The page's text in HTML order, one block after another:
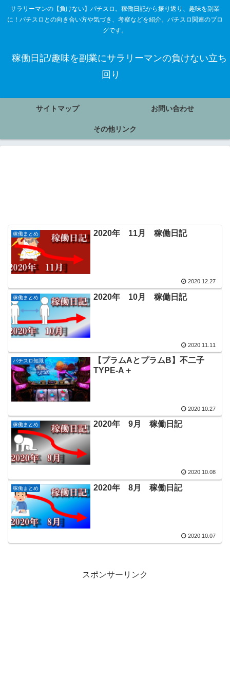
サラリーマンの【負けない】パチスロ。稼働日記から振り返り、趣味を副業
に！パチスロとの向き合い方や気づき、考察などを紹介。パチスロ関連のブロ
グです。
稼働日記/趣味を副業にサラリーマンの負けない立ち
回り
サイトマップ お問い合わせ
その他リンク
稼働まとめ 2020年 11月 稼働日記
2020.12.27
稼働まとめ 2020年 10月 稼働日記
2020.11.11
パチスロ知識
【プラムAとプラムB】不二子
TYPE-A＋
2020.10.27
稼働まとめ 2020年 9月 稼働日記
2020.10.08
稼働まとめ 2020年 8月 稼働日記
2020.10.07
スポンサーリンク